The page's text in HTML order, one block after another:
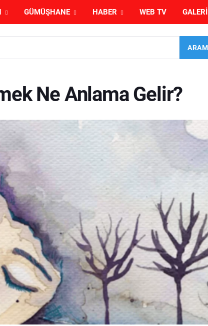
GÜMÜŞHANE HABER WEB TV GALERI
Ne Anlama Gelir?